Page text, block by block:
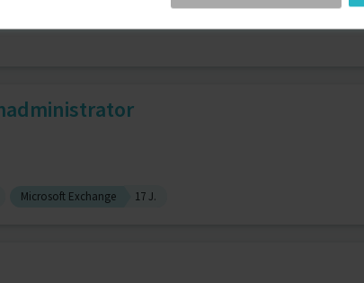
Projektmanagement (IT)
16 J.
Microsoft Exchange 17 J.